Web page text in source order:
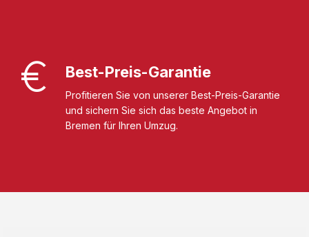
Best-Preis-Garantie
Profitieren Sie von unserer Best-Preis-Garantie
und sichern Sie sich das beste Angebot in
Bremen für Ihren Umzug.